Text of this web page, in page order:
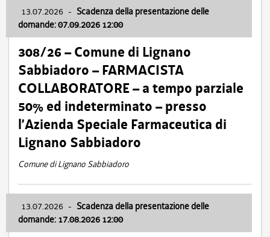
13.07.2026 - Scadenza della presentazione delle
domande: 07.09.2026 12:00
308/26 – Comune di Lignano
Sabbiadoro – FARMACISTA
COLLABORATORE – a tempo parziale
50% ed indeterminato – presso
l’Azienda Speciale Farmaceutica di
Lignano Sabbiadoro
Comune di Lignano Sabbiadoro
13.07.2026 - Scadenza della presentazione delle
domande: 17.08.2026 12:00